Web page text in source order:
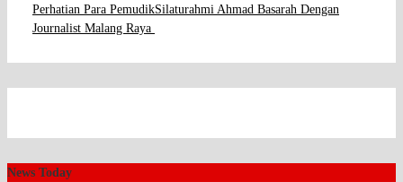
Perhatian Para PemudikSilaturahmi Ahmad Basarah Dengan
Journalist Malang Raya
News Today